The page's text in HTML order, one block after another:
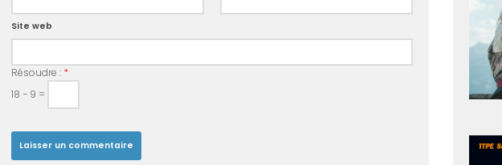
Site web
Résoudre : *
18 − 9 =